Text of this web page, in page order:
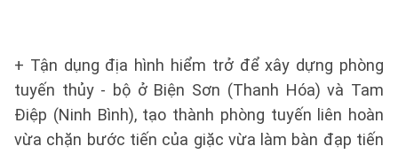
+ Tận dụng địa hình hiểm trở để xây dựng phòng
tuyến thủy - bộ ở Biện Sơn (Thanh Hóa) và Tam
Điệp (Ninh Bình), tạo thành phòng tuyến liên hoàn
vừa chặn bước tiến của giặc vừa làm bàn đạp tiến